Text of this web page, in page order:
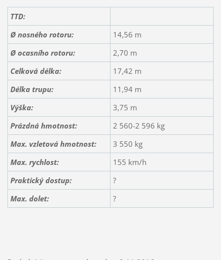
TTD:
Ø nosného rotoru:
14,56 m
Ø ocasního rotoru:
2,70 m
Celková délka:
17,42 m
Délka trupu:
11,94 m
Výška:
3,75 m
Prázdná hmotnost:
2 560-2 596 kg
Max. vzletová hmotnost:
3 550 kg
Max. rychlost:
155 km/h
Praktický dostup:
?
Max. dolet:
?